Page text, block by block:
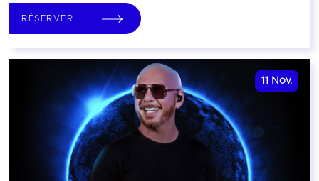
RÉSERVER
11 Nov.